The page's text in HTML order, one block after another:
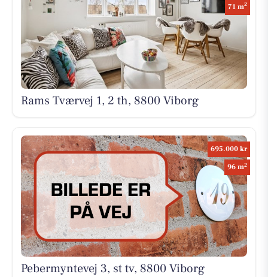
71 m2
Rams Tværvej 1, 2 th, 8800 Viborg
695.000 kr
96 m2
Pebermyntevej 3, st tv, 8800 Viborg